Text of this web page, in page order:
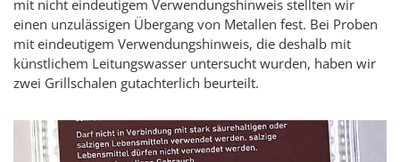
mit nicht eindeutigem Verwendungshinweis stellten wir
einen unzulässigen Übergang von Metallen fest. Bei Proben
mit eindeutigem Verwendungshinweis, die deshalb mit
künstlichem Leitungswasser untersucht wurden, haben wir
zwei Grillschalen gutachterlich beurteilt.